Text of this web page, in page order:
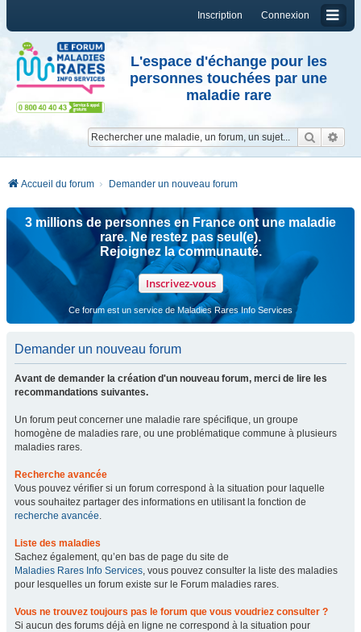
Connexion
Inscription
L'espace d'échange pour les
personnes touchées par une
maladie rare
Accueil du forum Demander un nouveau forum
3 millions de personnes en France ont une maladie
rare. Ne restez pas seul(e).
Rejoignez la communauté.
Inscrivez-vous
Ce forum est un service de Maladies Rares Info Services
Demander un nouveau forum
Avant de demander la création d'un nouveau forum, merci de lire les
recommandations suivantes.
Un forum peut concerner une maladie rare spécifique, un groupe
homogène de maladies rare, ou une problématique commune à plusieurs
maladies rares.
Recherche avancée
Vous pouvez vérifier si un forum correspond à la situation pour laquelle
vous souhaitez partager des informations en utilisant la fonction de
recherche avancée.
Liste des maladies
Sachez également, qu’en bas de page du site de
Maladies Rares Info Services, vous pouvez consulter la liste des maladies
pour lesquelles un forum existe sur le Forum maladies rares.
Vous ne trouvez toujours pas le forum que vous voudriez consulter ?
Si aucun des forums déjà en ligne ne correspond à la situation pour